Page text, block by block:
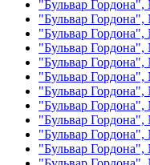
"Бульвар
"Бульвар
"Бульвар
"Бульвар
"Бульвар
"Бульвар
"Бульвар
"Бульвар
"Бульвар
"Бульвар
"Бульвар